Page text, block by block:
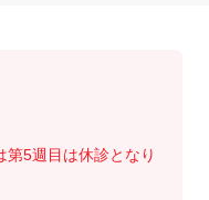
5週目は休診となり